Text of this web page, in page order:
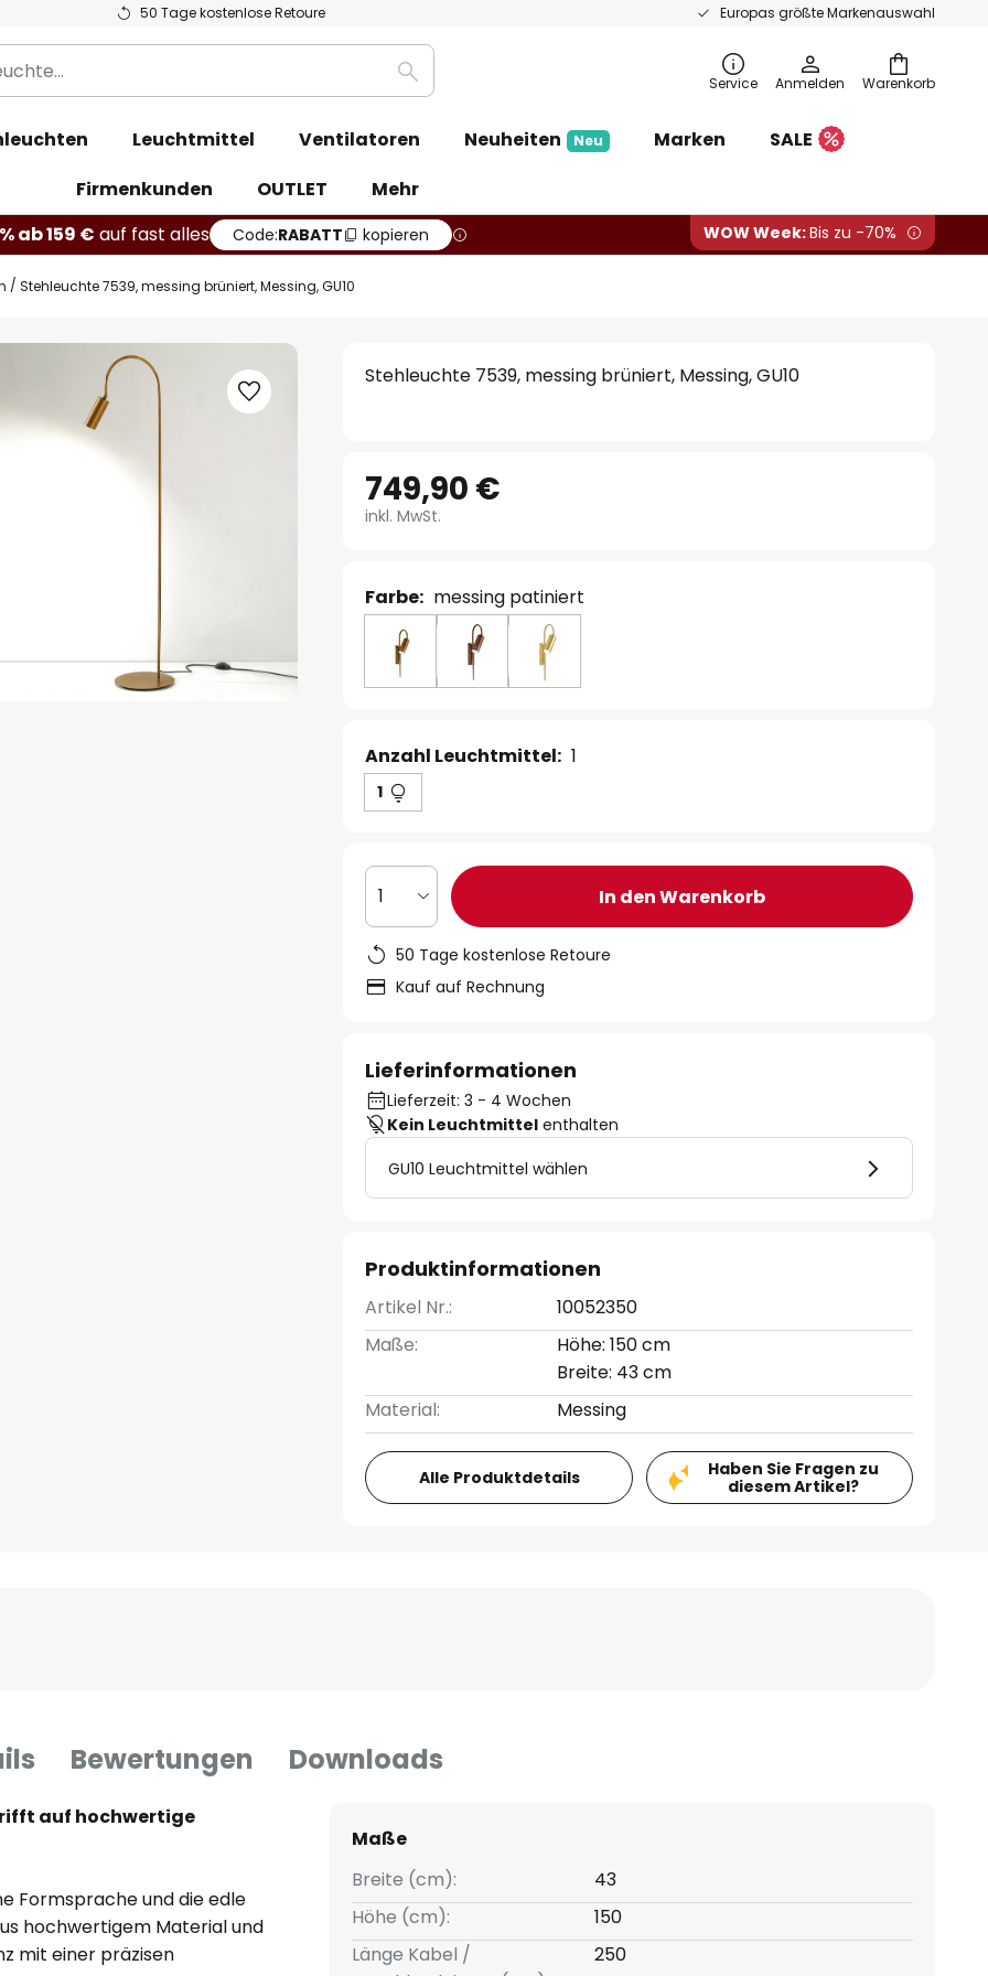
50 Tage kostenlose Retoure Europas größte Markenauswahl
Warenkorb
Suche Service Anmelden
Leuchtmittel Ventilatoren Neuheiten Neu Marken
SALE
Firmenkunden
OUTLET
Mehr
ab 159 € auf fast alles Code:RABATT kopieren WOW Week:Bis zu -70%
Stehleuchte 7539, messing brüniert, Messing, GU10
Stehleuchte 7539, messing brüniert, Messing, GU10
749,90 €
inkl. MwSt.
Farbe: messing patiniert
Anzahl Leuchtmittel: 1
1
1 In den Warenkorb
50 Tage kostenlose Retoure
Kauf auf Rechnung
Lieferinformationen
Lieferzeit: 3 - 4 Wochen
Kein Leuchtmittel enthalten
GU10 Leuchtmittel wählen
Produktinformationen
Artikel Nr.:
10052350
Maße:
Höhe: 150 cm
Breite: 43 cm
Material:
Messing
Alle Produktdetails
Haben Sie Fragen zu
diesem Artikel?
Bewertungen Downloads
auf hochwertige
Formsprache und die edle
hochwertigem Material und
mit einer präzisen
Maße
Breite (cm):
43
Höhe (cm):
150
Länge Kabel /
250